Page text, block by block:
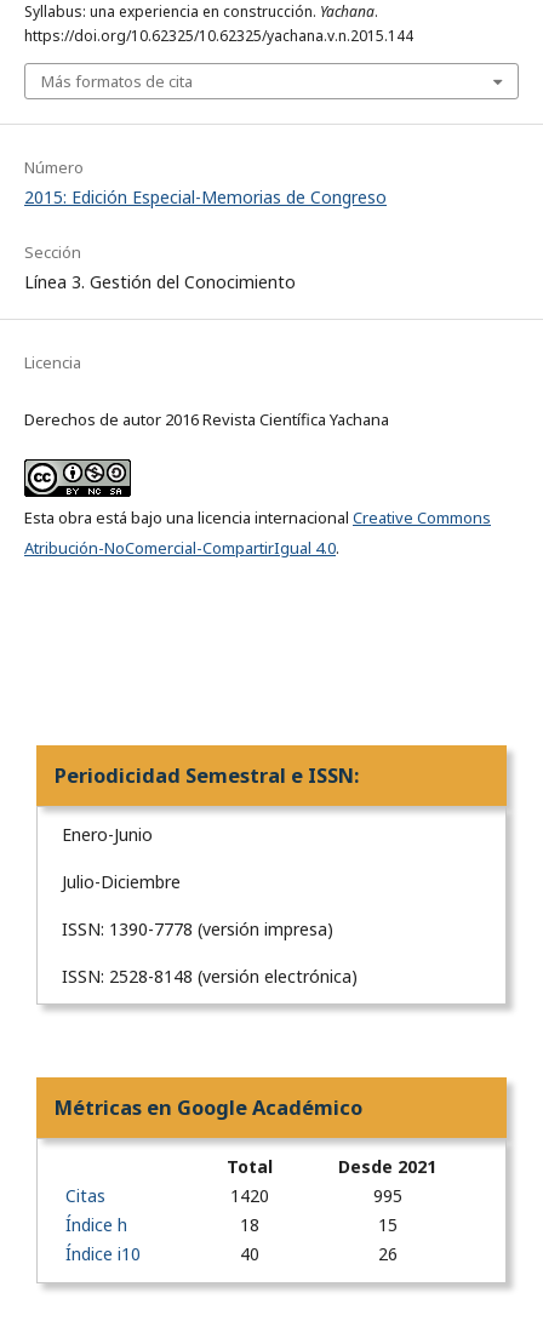
Syllabus: una experiencia en construcción. Yachana.
https://doi.org/10.62325/10.62325/yachana.v.n.2015.144
Más formatos de cita
Número
2015: Edición Especial-Memorias de Congreso
Sección
Línea 3. Gestión del Conocimiento
Licencia
Derechos de autor 2016 Revista Científica Yachana
Esta obra está bajo una licencia internacional Creative Commons
Atribución-NoComercial-CompartirIgual 4.0.
Periodicidad Semestral e ISSN:
Enero-Junio
Julio-Diciembre
ISSN: 1390-7778 (versión impresa)
ISSN: 2528-8148 (versión electrónica)
Métricas en Google Académico
Total
Desde 2021
Citas
1420
995
Índice h
18
15
Índice i10
40 26